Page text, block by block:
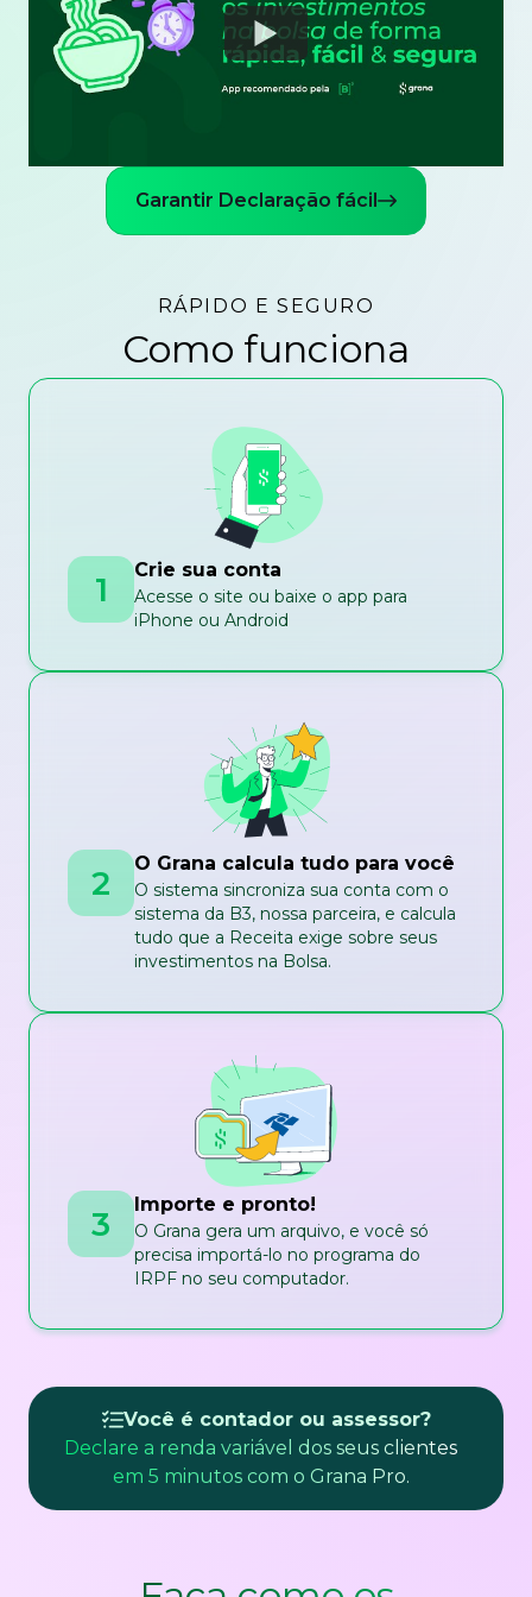
Watch
Garantir Declaração fácil
RÁPIDO E SEGURO
Como funciona
1 Crie sua conta
Acesse o site ou baixe o app para
iPhone ou Android
2 O Grana calcula tudo para você
O sistema sincroniza sua conta com o
sistema da B3, nossa parceira, e calcula
tudo que a Receita exige sobre seus
investimentos na Bolsa.
3 Importe e pronto!
O Grana gera um arquivo, e você só
precisa importá-lo no programa do
IRPF no seu computador.
Você é contador ou assessor?
Declare a renda variável dos seus clientes
em 5 minutos com o Grana Pro.